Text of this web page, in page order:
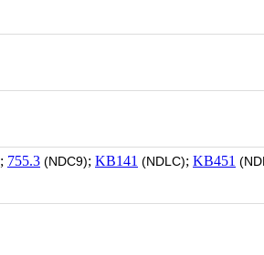
; 755.3 (NDC9); KB141 (NDLC); KB451